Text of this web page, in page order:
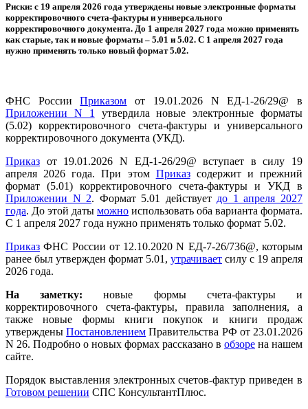
Риски: с 19 апреля 2026 года утверждены новые электронные форматы
корректировочного счета-фактуры и универсального
корректировочного документа. До 1 апреля 2027 года можно применять
как старые, так и новые форматы – 5.01 и 5.02. С 1 апреля 2027 года
нужно применять только новый формат 5.02.
ФНС РоссииПриказом от 19.01.2026 N ЕД-1-26/29@ в
Приложении N 1
утвердила новые электронные форматы
(5.02) корректировочного счета-фактуры и универсального
корректировочного документа (УКД).
Приказ от 19.01.2026 N ЕД-1-26/29@ вступает в силу 19
апреля 2026 года. При этом Приказсодержит и прежний
формат (5.01) корректировочного счета-фактуры и УКД в
Приложении N 2. Формат 5.01 действует до 1 апреля 2027
года. До этой даты можно использовать оба варианта формата.
С 1 апреля 2027 года нужно применять только формат 5.02.
Приказ ФНС России от 12.10.2020 N ЕД-7-26/736@, которым
ранее был утвержден формат 5.01, утрачивает силу с 19 апреля
2026 года.
На заметку: новые формы счета-фактуры и
корректировочного счета-фактуры, правила заполнения, а
также новые формы книги покупок и книги продаж
утвержденыПостановлением Правительства РФ от 23.01.2026
N 26. Подробно о новых формах рассказано в обзоре на нашем
сайте.
Порядок выставления электронных счетов-фактур приведен в
Готовом решении СПС КонсультантПлюс.